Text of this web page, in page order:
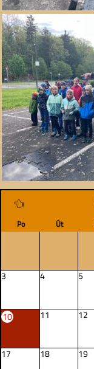
Po Út
3 4 5
10 11 12
17 18 19